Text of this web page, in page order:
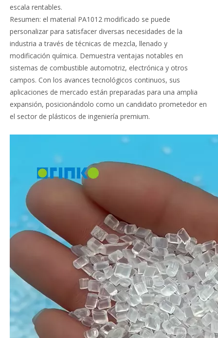
escala rentables.
Resumen: el material PA1012 modificado se puede
personalizar para satisfacer diversas necesidades de la
industria a través de técnicas de mezcla, llenado y
modificación química. Demuestra ventajas notables en
sistemas de combustible automotriz, electrónica y otros
campos. Con los avances tecnológicos continuos, sus
aplicaciones de mercado están preparadas para una amplia
expansión, posicionándolo como un candidato prometedor en
el sector de plásticos de ingeniería premium.